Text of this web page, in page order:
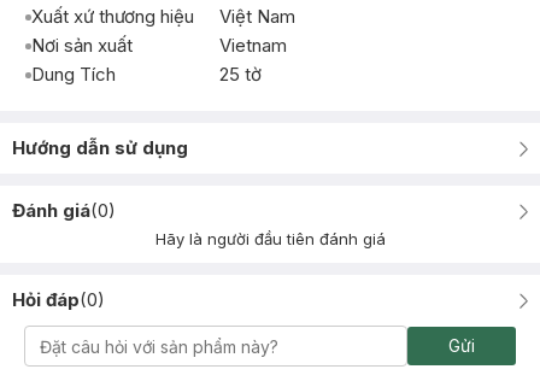
Xuất xứ thương hiệu
Việt Nam
Nơi sản xuất
Vietnam
Dung Tích
25 tờ
Hướng dẫn sử dụng
Đánh giá(0)
Hãy là người đầu tiên đánh giá
Hỏi đáp(0)
Gửi